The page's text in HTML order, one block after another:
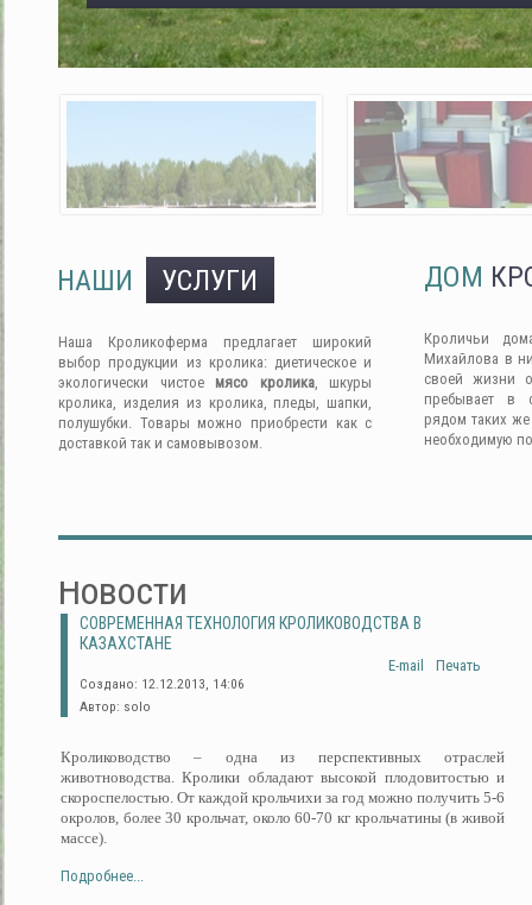
НАШИ УСЛУГИ
Наша Кроликоферма предлагает широкий
выбор продукции из кролика: диетическое и
экологически чистое мясо кролика, шкуры
кролика, изделия из кролика, пледы, шапки,
полушубки. Товары можно приобрести как с
доставкой так и самовывозом.
ДОМ
Кроличьи
Михайлова в
своей жизни
пребывает в
рядом таких
необходимую
Новости
СОВРЕМЕННАЯ ТЕХНОЛОГИЯ КРОЛИКОВОДСТВА В
КАЗАХСТАНЕ
Печать
E-mail
Создано: 12.12.2013, 14:06
Автор: solo
Кролиководство – одна из перспективных отраслей
животноводства. Кролики обладают высокой плодовитостью и
скороспелостью. От каждой крольчихи за год можно получить 5-6
окролов, более 30 крольчат, около 60-70 кг крольчатины (в живой
массе).
Подробнее...